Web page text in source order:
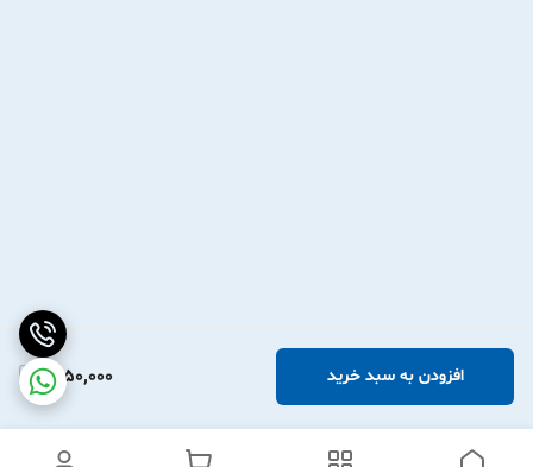
1,950,000 افزودن به سبد خرید